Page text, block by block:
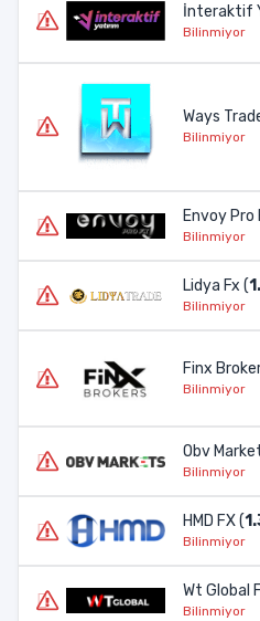
İnteraktif
Bilinmiyor
Ways
Bilinmiyor
Envoy Pro
Bilinmiyor
Lidya Fx (
Bilinmiyor
Finx
Bilinmiyor
Obv
Bilinmiyor
HMD FX (
Bilinmiyor
Wt Global
Bilinmiyor